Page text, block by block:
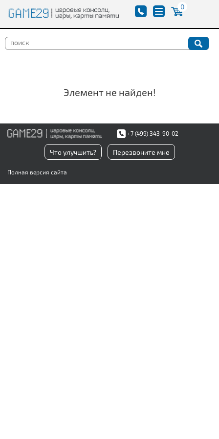
0
Элемент не найден!
+7 (499) 343-90-02
Что улучшить? Перезвоните мне
Полная версия сайта